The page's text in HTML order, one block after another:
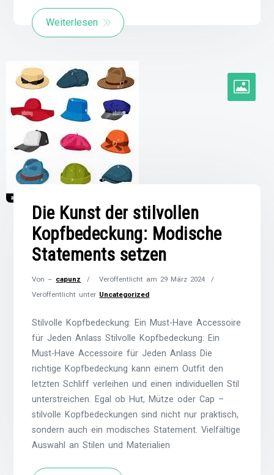
Weiterlesen
Die Kunst der stilvollen
Kopfbedeckung: Modische
Statements setzen
Von – capunz Veröffentlicht am 29 März 2024
Veröffentlicht unter Uncategorized
Stilvolle Kopfbedeckung: Ein Must-Have Accessoire
für Jeden Anlass Stilvolle Kopfbedeckung: Ein
Must-Have Accessoire für Jeden Anlass Die
richtige Kopfbedeckung kann einem Outfit den
letzten Schliff verleihen und einen individuellen Stil
unterstreichen. Egal ob Hut, Mütze oder Cap –
stilvolle Kopfbedeckungen sind nicht nur praktisch,
sondern auch ein modisches Statement. Vielfältige
Auswahl an Stilen und Materialien